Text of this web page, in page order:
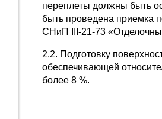
переплеты должны быть
быть проведена приемка
СНиП III-21-73
2.2. Подготовку
обеспечивающей
более 8 %.